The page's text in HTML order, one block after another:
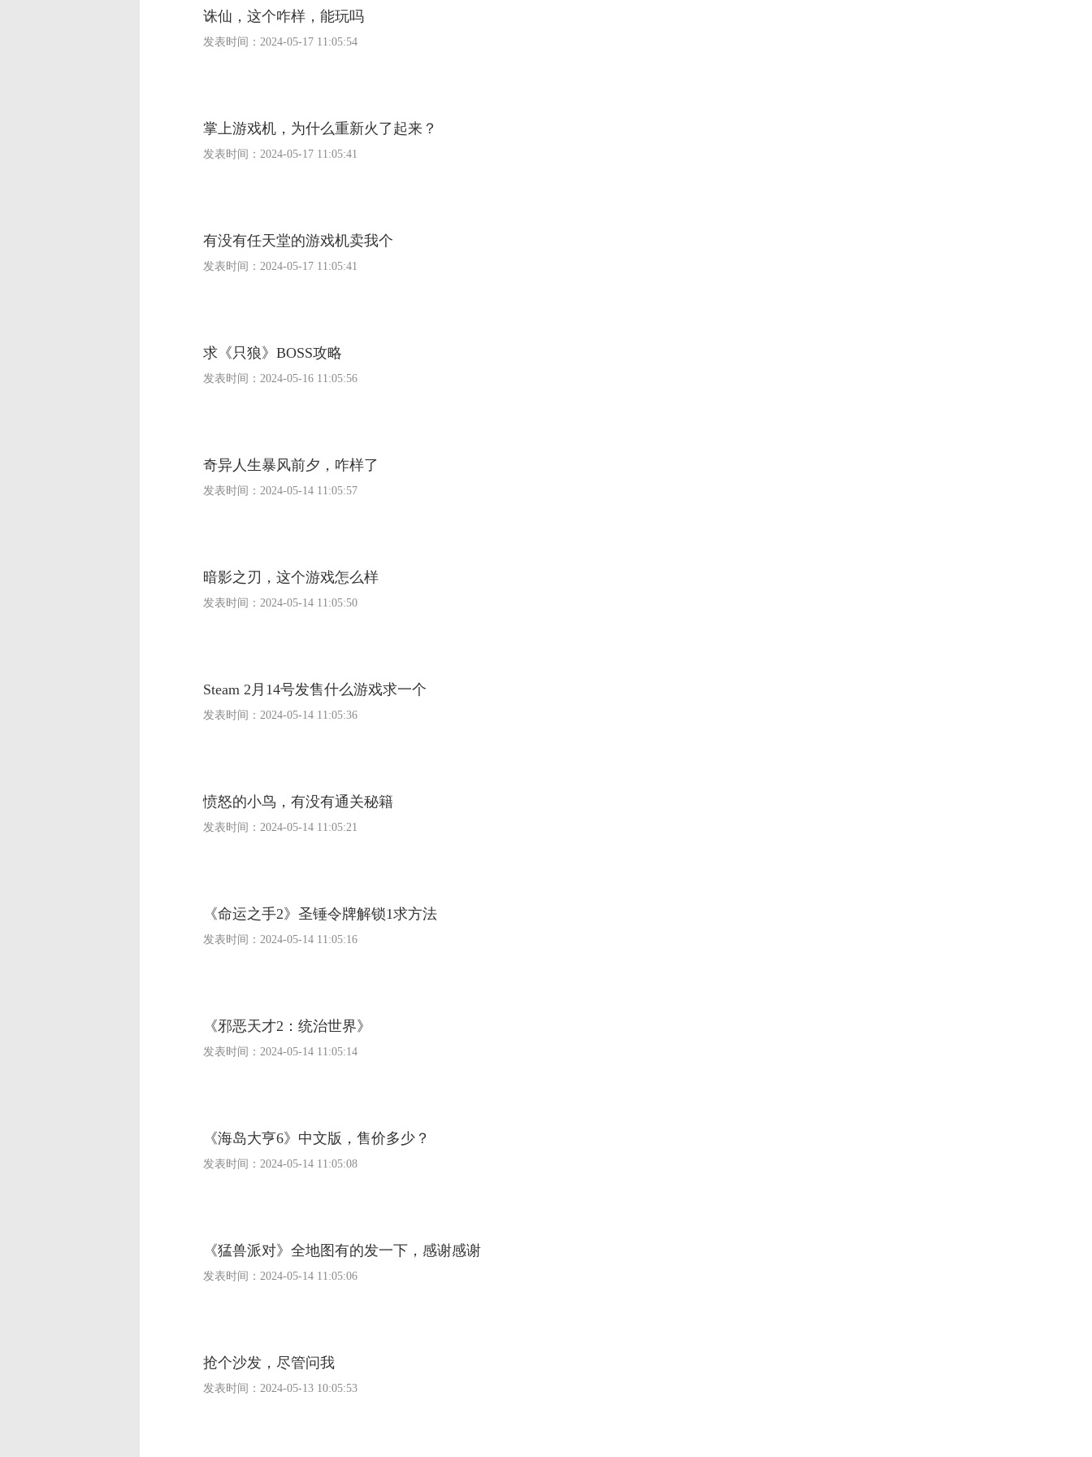
诛仙，这个咋样，能玩吗
发表时间： 2024-05-17 11:05:54
掌上游戏机，为什么重新火了起来？
发表时间： 2024-05-17 11:05:41
有没有任天堂的游戏机卖我个
发表时间： 2024-05-17 11:05:41
求《只狼》BOSS攻略
发表时间： 2024-05-16 11:05:56
奇异人生暴风前夕，咋样了
发表时间： 2024-05-14 11:05:57
暗影之刃，这个游戏怎么样
发表时间： 2024-05-14 11:05:50
Steam 2月14号发售什么游戏求一个
发表时间： 2024-05-14 11:05:36
愤怒的小鸟，有没有通关秘籍
发表时间： 2024-05-14 11:05:21
《命运之手2》圣锤令牌解锁1求方法
发表时间： 2024-05-14 11:05:16
《邪恶天才2：统治世界》
发表时间： 2024-05-14 11:05:14
《海岛大亨6》中文版，售价多少？
发表时间： 2024-05-14 11:05:08
《猛兽派对》全地图有的发一下，感谢感谢
发表时间： 2024-05-14 11:05:06
抢个沙发，尽管问我
发表时间： 2024-05-13 10:05:53